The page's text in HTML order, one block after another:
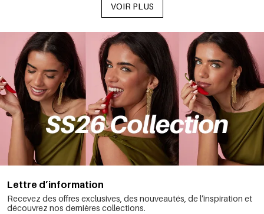
VOIR PLUS
Lettre d’information
Recevez des offres exclusives, des nouveautés, de l’inspiration et
découvrez nos dernières collections.